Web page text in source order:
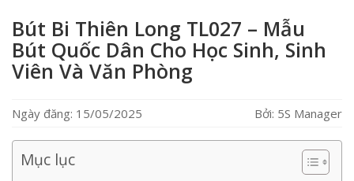
Bút Bi Thiên Long TL027 – Mẫu
Bút Quốc Dân Cho Học Sinh, Sinh
Viên Và Văn Phòng
Ngày đăng: 15/05/2025 Bởi: 5S Manager
Mục lục